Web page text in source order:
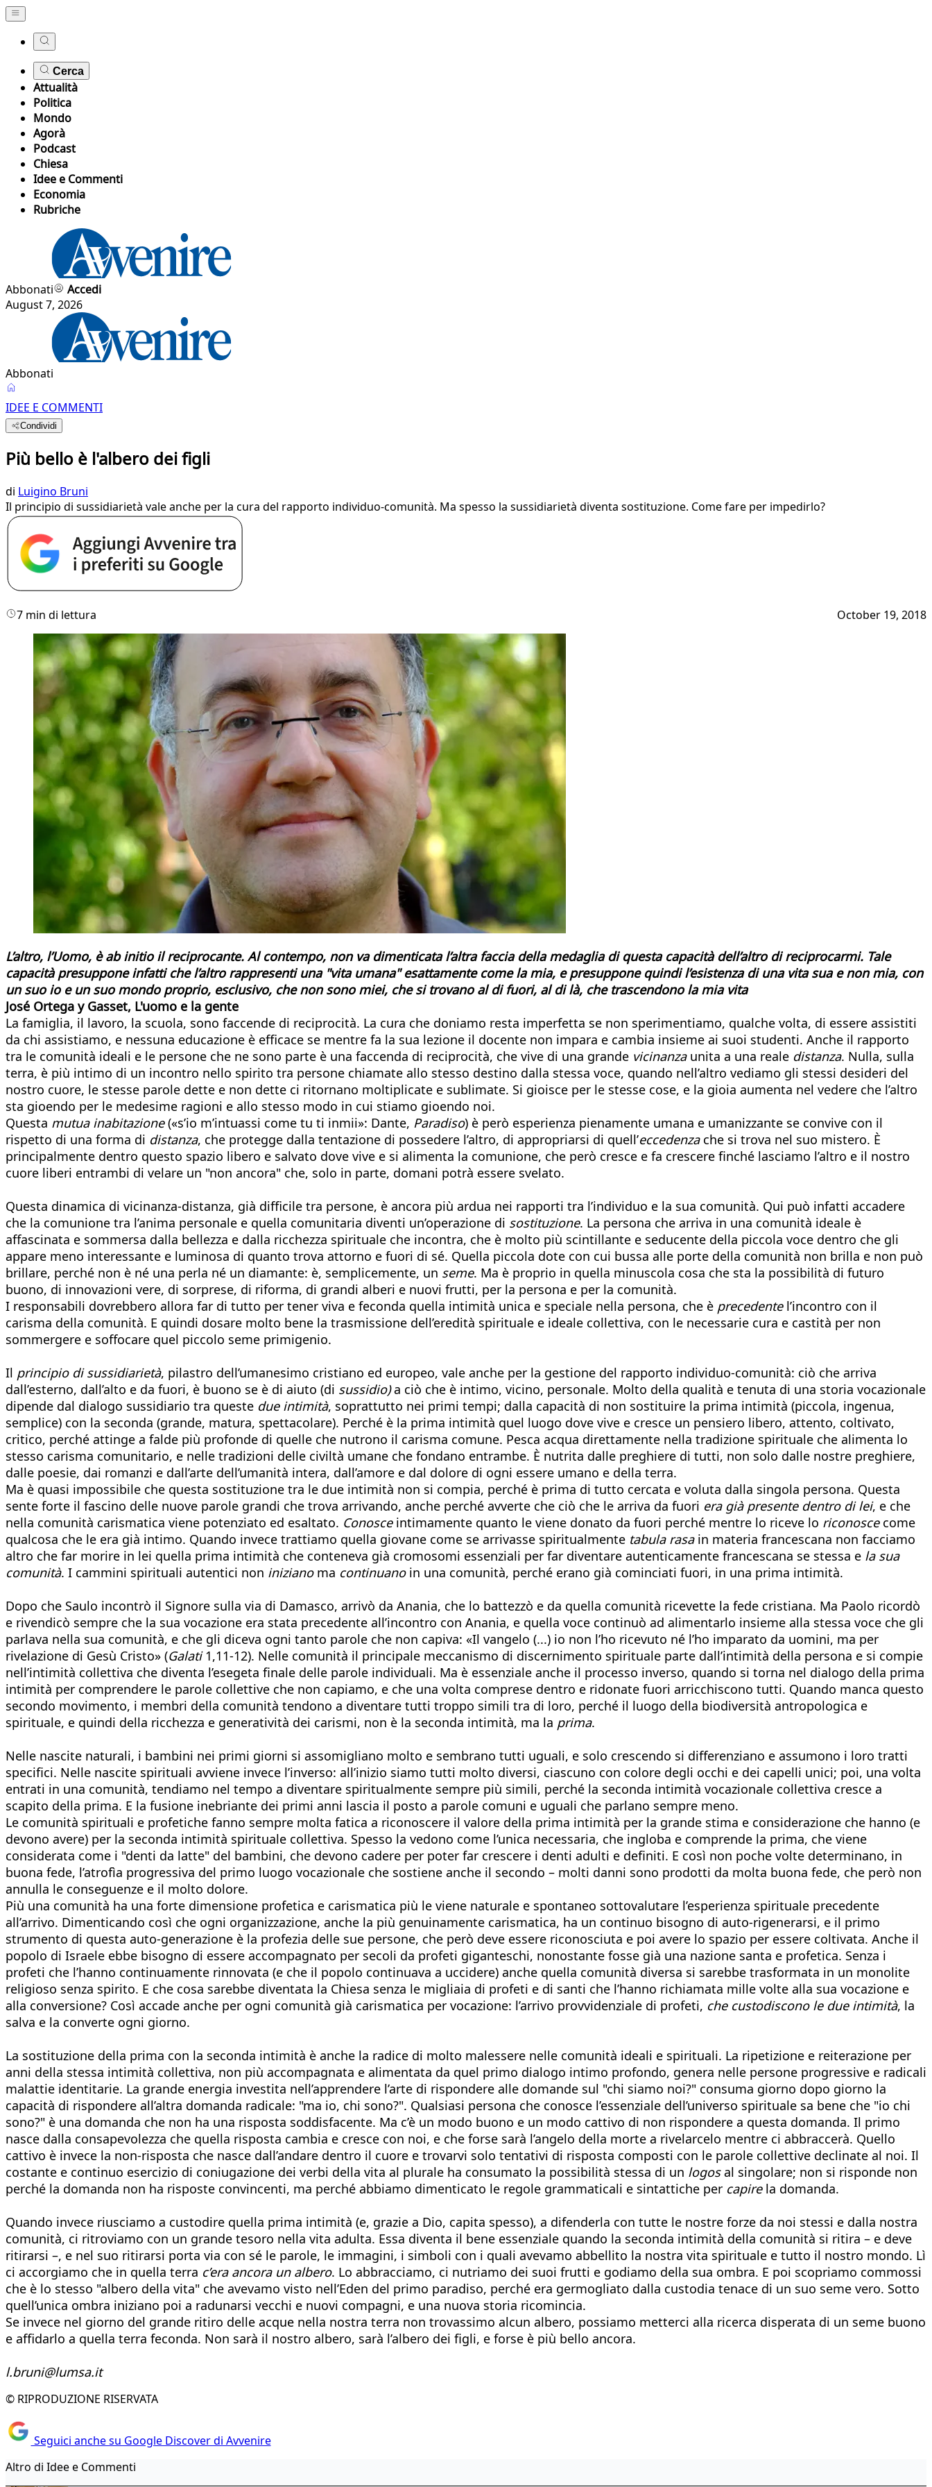
Cerca
Attualità
Politica
Mondo
Agorà
Podcast
Chiesa
Idee e Commenti
Economia
Rubriche
Abbonati
Accedi
August 7, 2026
Abbonati
IDEE E COMMENTI
Condividi
Più bello è l'albero dei figli
di Luigino Bruni
Il principio di sussidiarietà vale anche per la cura del rapporto individuo-comunità. Ma spesso la sussidiarietà diventa sostituzione. Come fare per impedirlo?
7 min di lettura October 19, 2018
L’altro, l’Uomo, è ab initio il reciprocante. Al contempo, non va dimenticata l’altra faccia della medaglia di questa capacità dell’altro di reciprocarmi. Tale
capacità presuppone infatti che l’altro rappresenti una "vita umana" esattamente come la mia, e presuppone quindi l’esistenza di una vita sua e non mia, con
un suo io e un suo mondo proprio, esclusivo, che non sono miei, che si trovano al di fuori, al di là, che trascendono la mia vita
José Ortega y Gasset, L'uomo e la gente
La famiglia, il lavoro, la scuola, sono faccende di reciprocità. La cura che doniamo resta imperfetta se non sperimentiamo, qualche volta, di essere assistiti
da chi assistiamo, e nessuna educazione è efficace se mentre fa la sua lezione il docente non impara e cambia insieme ai suoi studenti. Anche il rapporto
tra le comunità ideali e le persone che ne sono parte è una faccenda di reciprocità, che vive di una grande vicinanzaunita a una reale distanza. Nulla, sulla
terra, è più intimo di un incontro nello spirito tra persone chiamate allo stesso destino dalla stessa voce, quando nell’altro vediamo gli stessi desideri del
nostro cuore, le stesse parole dette e non dette ci ritornano moltiplicate e sublimate. Si gioisce per le stesse cose, e la gioia aumenta nel vedere che l’altro
sta gioendo per le medesime ragioni e allo stesso modo in cui stiamo gioendo noi.
Questa mutua inabitazione(«s’io m’intuassi come tu ti inmii»: Dante, Paradiso) è però esperienza pienamente umana e umanizzante se convive con il
rispetto di una forma di distanza, che protegge dalla tentazione di possedere l’altro, di appropriarsi di quell’eccedenzache si trova nel suo mistero. È
principalmente dentro questo spazio libero e salvato dove vive e si alimenta la comunione, che però cresce e fa crescere finché lasciamo l’altro e il nostro
cuore liberi entrambi di velare un "non ancora" che, solo in parte, domani potrà essere svelato.
Questa dinamica di vicinanza-distanza, già difficile tra persone, è ancora più ardua nei rapporti tra l’individuo e la sua comunità. Qui può infatti accadere
che la comunione tra l’anima personale e quella comunitaria diventi un’operazione di sostituzione. La persona che arriva in una comunità ideale è
affascinata e sommersa dalla bellezza e dalla ricchezza spirituale che incontra, che è molto più scintillante e seducente della piccola voce dentro che gli
appare meno interessante e luminosa di quanto trova attorno e fuori di sé. Quella piccola dote con cui bussa alle porte della comunità non brilla e non può
brillare, perché non è né una perla né un diamante: è, semplicemente, un seme. Ma è proprio in quella minuscola cosa che sta la possibilità di futuro
buono, di innovazioni vere, di sorprese, di riforma, di grandi alberi e nuovi frutti, per la persona e per la comunità.
I responsabili dovrebbero allora far di tutto per tener viva e feconda quella intimità unica e speciale nella persona, che è precedentel’incontro con il
carisma della comunità. E quindi dosare molto bene la trasmissione dell’eredità spirituale e ideale collettiva, con le necessarie cura e castità per non
sommergere e soffocare quel piccolo seme primigenio.
Il principio di sussidiarietà, pilastro dell’umanesimo cristiano ed europeo, vale anche per la gestione del rapporto individuo-comunità: ciò che arriva
dall’esterno, dall’alto e da fuori, è buono se è di aiuto (di sussidio)a ciò che è intimo, vicino, personale. Molto della qualità e tenuta di una storia vocazionale
dipende dal dialogo sussidiario tra queste due intimità, soprattutto nei primi tempi; dalla capacità di non sostituire la prima intimità (piccola, ingenua,
semplice) con la seconda (grande, matura, spettacolare). Perché è la prima intimità quel luogo dove vive e cresce un pensiero libero, attento, coltivato,
critico, perché attinge a falde più profonde di quelle che nutrono il carisma comune. Pesca acqua direttamente nella tradizione spirituale che alimenta lo
stesso carisma comunitario, e nelle tradizioni delle civiltà umane che fondano entrambe. È nutrita dalle preghiere di tutti, non solo dalle nostre preghiere,
dalle poesie, dai romanzi e dall’arte dell’umanità intera, dall’amore e dal dolore di ogni essere umano e della terra.
Ma è quasi impossibile che questa sostituzione tra le due intimità non si compia, perché è prima di tutto cercata e voluta dalla singola persona. Questa
sente forte il fascino delle nuove parole grandi che trova arrivando, anche perché avverte che ciò che le arriva da fuori era già presente dentro di lei, e che
nella comunità carismatica viene potenziato ed esaltato. Conosceintimamente quanto le viene donato da fuori perché mentre lo riceve lo riconoscecome
qualcosa che le era già intimo. Quando invece trattiamo quella giovane come se arrivasse spiritualmente tabula rasain materia francescana non facciamo
altro che far morire in lei quella prima intimità che conteneva già cromosomi essenziali per far diventare autenticamente francescana se stessa e la sua
comunità. I cammini spirituali autentici non inizianoma continuanoin una comunità, perché erano già cominciati fuori, in una prima intimità.
Dopo che Saulo incontrò il Signore sulla via di Damasco, arrivò da Anania, che lo battezzò e da quella comunità ricevette la fede cristiana. Ma Paolo ricordò
e rivendicò sempre che la sua vocazione era stata precedente all’incontro con Anania, e quella voce continuò ad alimentarlo insieme alla stessa voce che gli
parlava nella sua comunità, e che gli diceva ogni tanto parole che non capiva: «Il vangelo (...) io non l’ho ricevuto né l’ho imparato da uomini, ma per
rivelazione di Gesù Cristo» (Galati1,11-12). Nelle comunità il principale meccanismo di discernimento spirituale parte dall’intimità della persona e si compie
nell’intimità collettiva che diventa l’esegeta finale delle parole individuali. Ma è essenziale anche il processo inverso, quando si torna nel dialogo della prima
intimità per comprendere le parole collettive che non capiamo, e che una volta comprese dentro e ridonate fuori arricchiscono tutti. Quando manca questo
secondo movimento, i membri della comunità tendono a diventare tutti troppo simili tra di loro, perché il luogo della biodiversità antropologica e
spirituale, e quindi della ricchezza e generatività dei carismi, non è la seconda intimità, ma la prima.
Nelle nascite naturali, i bambini nei primi giorni si assomigliano molto e sembrano tutti uguali, e solo crescendo si differenziano e assumono i loro tratti
specifici. Nelle nascite spirituali avviene invece l’inverso: all’inizio siamo tutti molto diversi, ciascuno con colore degli occhi e dei capelli unici; poi, una volta
entrati in una comunità, tendiamo nel tempo a diventare spiritualmente sempre più simili, perché la seconda intimità vocazionale collettiva cresce a
scapito della prima. E la fusione inebriante dei primi anni lascia il posto a parole comuni e uguali che parlano sempre meno.
Le comunità spirituali e profetiche fanno sempre molta fatica a riconoscere il valore della prima intimità per la grande stima e considerazione che hanno (e
devono avere) per la seconda intimità spirituale collettiva. Spesso la vedono come l’unica necessaria, che ingloba e comprende la prima, che viene
considerata come i "denti da latte" del bambini, che devono cadere per poter far crescere i denti adulti e definiti. E così non poche volte determinano, in
buona fede, l’atrofìa progressiva del primo luogo vocazionale che sostiene anche il secondo – molti danni sono prodotti da molta buona fede, che però non
annulla le conseguenze e il molto dolore.
Più una comunità ha una forte dimensione profetica e carismatica più le viene naturale e spontaneo sottovalutare l’esperienza spirituale precedente
all’arrivo. Dimenticando così che ogni organizzazione, anche la più genuinamente carismatica, ha un continuo bisogno di auto-rigenerarsi, e il primo
strumento di questa auto-generazione è la profezia delle sue persone, che però deve essere riconosciuta e poi avere lo spazio per essere coltivata. Anche il
popolo di Israele ebbe bisogno di essere accompagnato per secoli da profeti giganteschi, nonostante fosse già una nazione santa e profetica. Senza i
profeti che l’hanno continuamente rinnovata (e che il popolo continuava a uccidere) anche quella comunità diversa si sarebbe trasformata in un monolite
religioso senza spirito. E che cosa sarebbe diventata la Chiesa senza le migliaia di profeti e di santi che l’hanno richiamata mille volte alla sua vocazione e
alla conversione? Così accade anche per ogni comunità già carismatica per vocazione: l’arrivo provvidenziale di profeti, che custodiscono le due intimità, la
salva e la converte ogni giorno.
La sostituzione della prima con la seconda intimità è anche la radice di molto malessere nelle comunità ideali e spirituali. La ripetizione e reiterazione per
anni della stessa intimità collettiva, non più accompagnata e alimentata da quel primo dialogo intimo profondo, genera nelle persone progressive e radicali
malattie identitarie. La grande energia investita nell’apprendere l’arte di rispondere alle domande sul "chi siamo noi?" consuma giorno dopo giorno la
capacità di rispondere all’altra domanda radicale: "ma io, chi sono?". Qualsiasi persona che conosce l’essenziale dell’universo spirituale sa bene che "io chi
sono?" è una domanda che non ha una risposta soddisfacente. Ma c’è un modo buono e un modo cattivo di non rispondere a questa domanda. Il primo
nasce dalla consapevolezza che quella risposta cambia e cresce con noi, e che forse sarà l’angelo della morte a rivelarcelo mentre ci abbraccerà. Quello
cattivo è invece la non-risposta che nasce dall’andare dentro il cuore e trovarvi solo tentativi di risposta composti con le parole collettive declinate al noi. Il
costante e continuo esercizio di coniugazione dei verbi della vita al plurale ha consumato la possibilità stessa di un logosal singolare; non si risponde non
perché la domanda non ha risposte convincenti, ma perché abbiamo dimenticato le regole grammaticali e sintattiche per capirela domanda.
Quando invece riusciamo a custodire quella prima intimità (e, grazie a Dio, capita spesso), a difenderla con tutte le nostre forze da noi stessi e dalla nostra
comunità, ci ritroviamo con un grande tesoro nella vita adulta. Essa diventa il bene essenziale quando la seconda intimità della comunità si ritira – e deve
ritirarsi –, e nel suo ritirarsi porta via con sé le parole, le immagini, i simboli con i quali avevamo abbellito la nostra vita spirituale e tutto il nostro mondo. Lì
ci accorgiamo che in quella terra c’era ancora un albero. Lo abbracciamo, ci nutriamo dei suoi frutti e godiamo della sua ombra. E poi scopriamo commossi
che è lo stesso "albero della vita" che avevamo visto nell’Eden del primo paradiso, perché era germogliato dalla custodia tenace di un suo seme vero. Sotto
quell’unica ombra iniziano poi a radunarsi vecchi e nuovi compagni, e una nuova storia ricomincia.
Se invece nel giorno del grande ritiro delle acque nella nostra terra non trovassimo alcun albero, possiamo metterci alla ricerca disperata di un seme buono
e affidarlo a quella terra feconda. Non sarà il nostro albero, sarà l’albero dei figli, e forse è più bello ancora.
l.bruni@lumsa.it
© RIPRODUZIONE RISERVATA
Seguici anche su Google Discover di Avvenire
Altro di Idee e Commenti